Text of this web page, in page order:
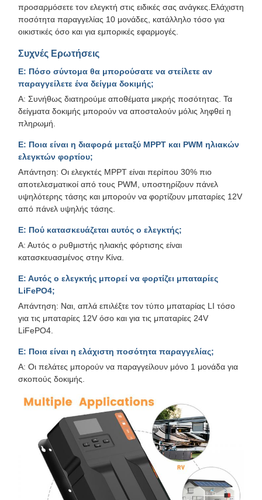
προσαρμόσετε τον ελεγκτή στις ειδικές σας ανάγκες.Ελάχιστη
ποσότητα παραγγελίας 10 μονάδες, κατάλληλο τόσο για
οικιστικές όσο και για εμπορικές εφαρμογές.
Συχνές Ερωτήσεις
Ε: Πόσο σύντομα θα μπορούσατε να στείλετε αν
παραγγείλετε ένα δείγμα δοκιμής;
Α: Συνήθως διατηρούμε αποθέματα μικρής ποσότητας. Τα
δείγματα δοκιμής μπορούν να αποσταλούν μόλις ληφθεί η
πληρωμή.
Ε: Ποια είναι η διαφορά μεταξύ MPPT και PWM ηλιακών
ελεγκτών φορτίου;
Απάντηση: Οι ελεγκτές MPPT είναι περίπου 30% πιο
αποτελεσματικοί από τους PWM, υποστηρίζουν πάνελ
υψηλότερης τάσης και μπορούν να φορτίζουν μπαταρίες 12V
από πάνελ υψηλής τάσης.
Ε: Πού κατασκευάζεται αυτός ο ελεγκτής;
Α: Αυτός ο ρυθμιστής ηλιακής φόρτισης είναι
κατασκευασμένος στην Κίνα.
Ε: Αυτός ο ελεγκτής μπορεί να φορτίζει μπαταρίες
LiFePO4;
Απάντηση: Ναι, απλά επιλέξτε τον τύπο μπαταρίας LI τόσο
για τις μπαταρίες 12V όσο και για τις μπαταρίες 24V
LiFePO4.
Ε: Ποια είναι η ελάχιστη ποσότητα παραγγελίας;
Α: Οι πελάτες μπορούν να παραγγείλουν μόνο 1 μονάδα για
σκοπούς δοκιμής.